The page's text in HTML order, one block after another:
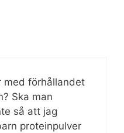
med förhållandet
Ska man
så att jag
proteinpulver